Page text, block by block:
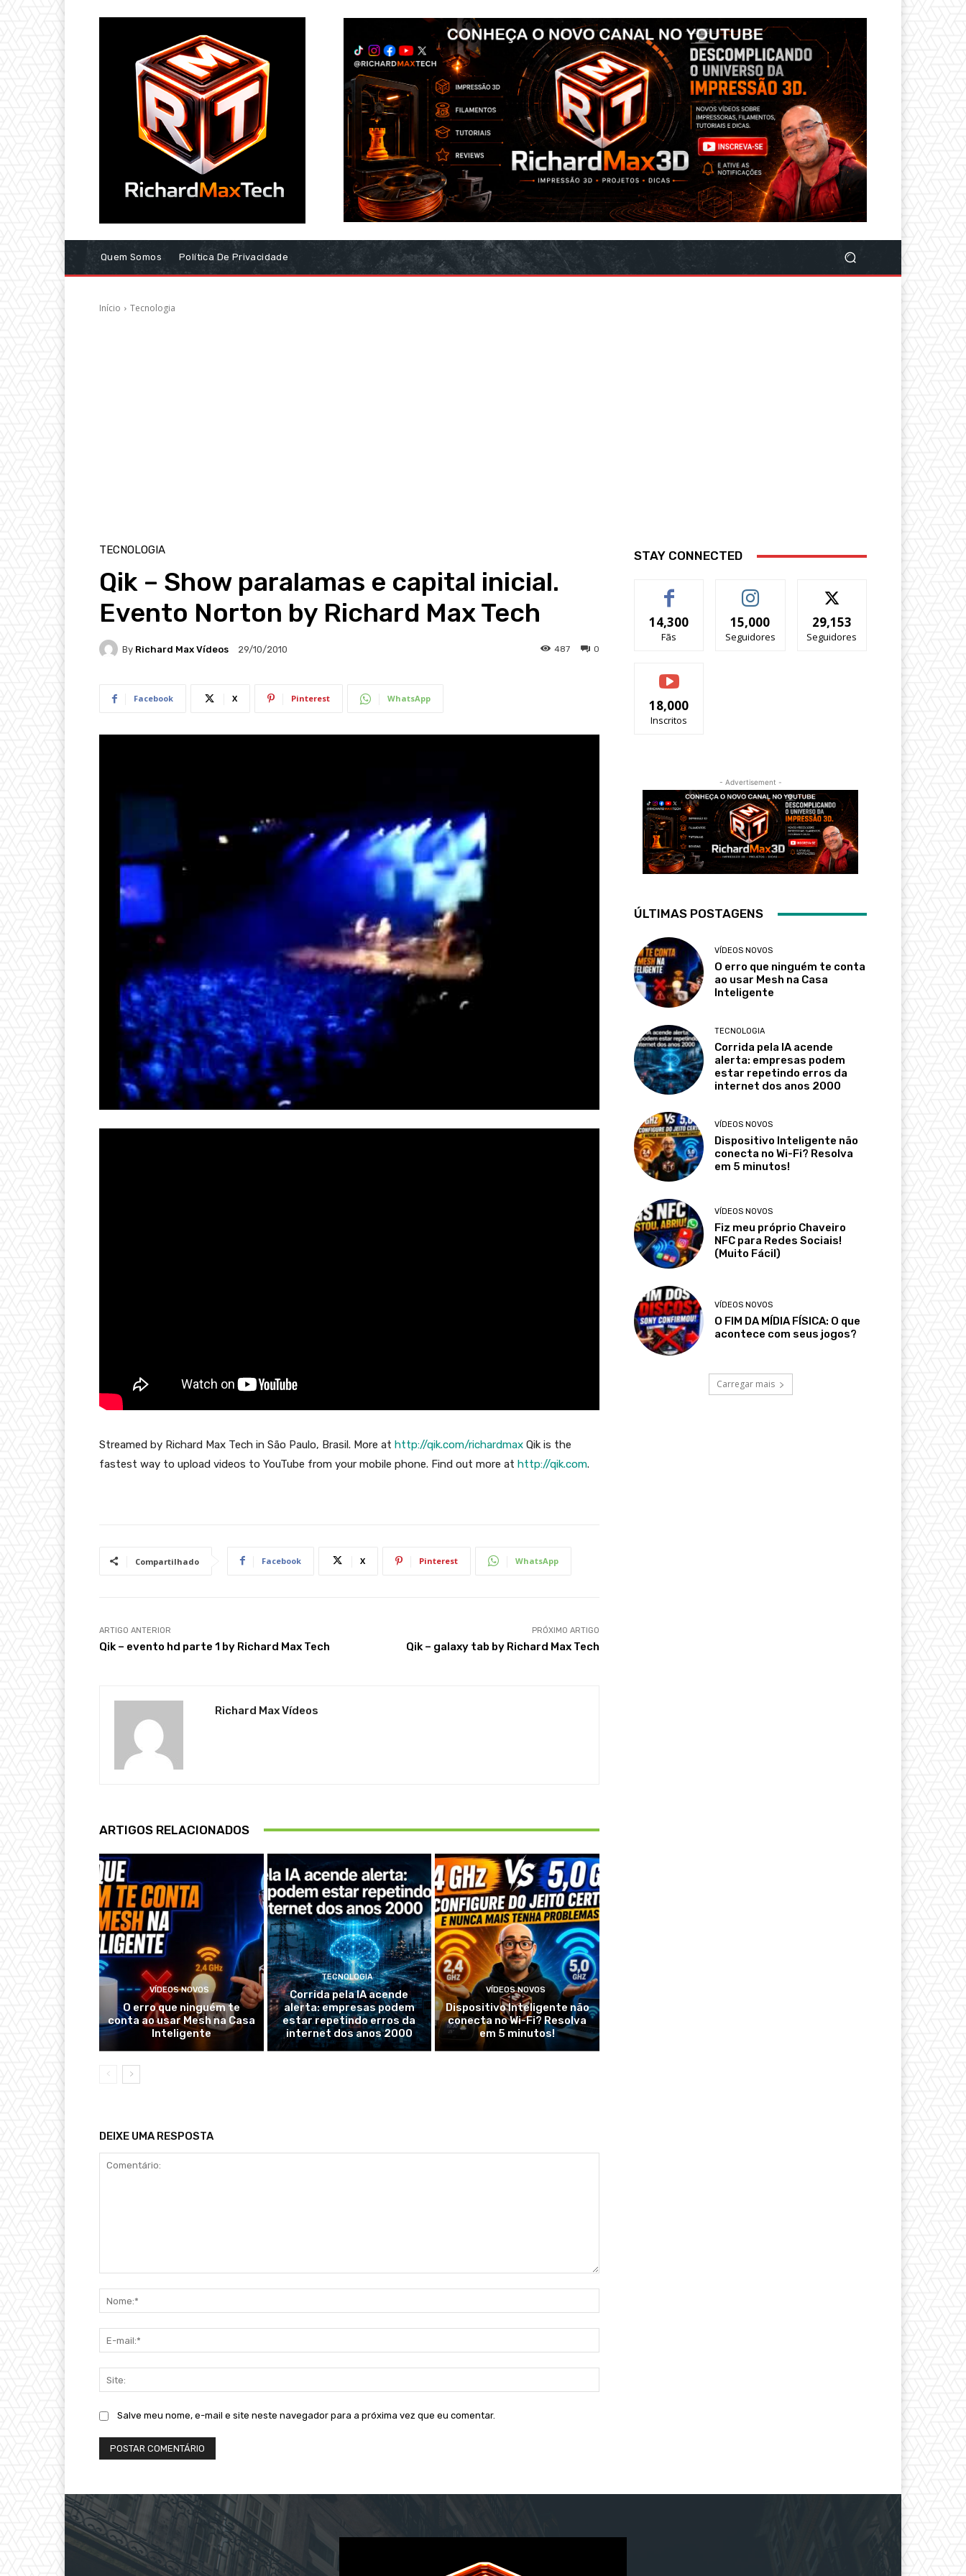
Quem Somos Política De Privacidade
Início Tecnologia
TECNOLOGIA
Qik – Show paralamas e capital inicial.
Evento Norton by Richard Max Tech
By Richard Max Vídeos 29/10/2010 0
487
Facebook X Pinterest WhatsApp
Streamed by Richard Max Tech in São Paulo, Brasil. More at http://qik.com/richardmax Qik is the
fastest way to upload videos to YouTube from your mobile phone. Find out more at http://qik.com.
Compartilhado Facebook X Pinterest WhatsApp
ARTIGO ANTERIOR
Qik – evento hd parte 1 by Richard Max Tech
PRÓXIMO ARTIGO
Qik – galaxy tab by Richard Max Tech
Richard Max Vídeos
ARTIGOS RELACIONADOS
VÍDEOS NOVOS
O erro que ninguém te
conta ao usar Mesh na Casa
Inteligente
TECNOLOGIA
Corrida pela IA acende
alerta: empresas podem
estar repetindo erros da
internet dos anos 2000
VÍDEOS NOVOS
Dispositivo Inteligente não
conecta no Wi-Fi? Resolva
em 5 minutos!
DEIXE UMA RESPOSTA
mail:*
Salve meu nome, e-mail e site neste navegador para a próxima vez que eu comentar.
STAY CONNECTED
14,300
Fãs
15,000
Seguidores
29,153
Seguidores
18,000
Inscritos
- Advertisement -
ÚLTIMAS POSTAGENS
VÍDEOS NOVOS
O erro que ninguém te conta
ao usar Mesh na Casa
Inteligente
TECNOLOGIA
Corrida pela IA acende
alerta: empresas podem
estar repetindo erros da
internet dos anos 2000
VÍDEOS NOVOS
Dispositivo Inteligente não
conecta no Wi-Fi? Resolva
em 5 minutos!
VÍDEOS NOVOS
Fiz meu próprio Chaveiro
NFC para Redes Sociais!
(Muito Fácil)
VÍDEOS NOVOS
O FIM DA MÍDIA FÍSICA: O que
acontece com seus jogos?
Carregar mais